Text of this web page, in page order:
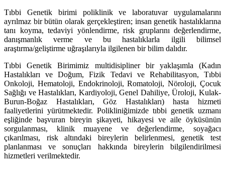
Tıbbi Genetik birimi poliklinik ve laboratuvar uygulamalarını
ayrılmaz bir bütün olarak gerçekleştiren; insan genetik hastalıklarına
tanı koyma, tedaviyi yönlendirme, risk gruplarını değerlendirme,
danışmanlık verme ve bu hastalıklarla ilgili bilimsel
araştırma/geliştirme uğraşılarıyla ilgilenen bir bilim dalıdır.
Tıbbi Genetik Birimimiz multidisipliner bir yaklaşımla (Kadın
Hastalıkları ve Doğum, Fizik Tedavi ve Rehabilitasyon, Tıbbi
Onkoloji, Hematoloji, Endokrinoloji, Romatoloji, Nöroloji, Çocuk
Sağlığı ve Hastalıkları, Kardiyoloji, Genel Dahiliye, Üroloji, Kulak-
Burun-Boğaz Hastalıkları, Göz Hastalıkları) hasta hizmeti
faaliyetlerini yürütmektedir. Polikliniğimizde tıbbi genetik uzmanı
eşliğinde başvuran bireyin şikayeti, hikayesi ve aile öyküsünün
sorgulanması, klinik muayene ve değerlendirme, soyağacı
çıkarılması, risk altındaki bireylerin belirlenmesi, genetik test
planlanması ve sonuçları hakkında bireylerin bilgilendirilmesi
hizmetleri verilmektedir.